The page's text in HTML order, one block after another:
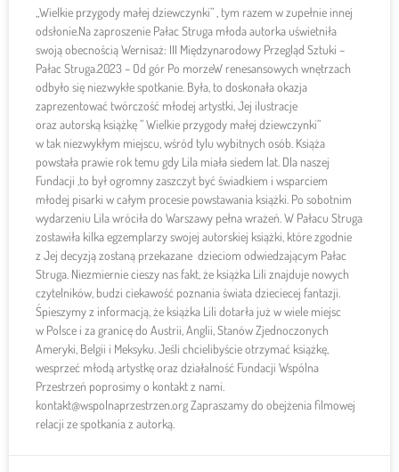
„Wielkie przygody małej dziewczynki” , tym razem w zupełnie innej
odsłonie.Na zaproszenie Pałac Struga młoda autorka uświetniła
swoją obecnością Wernisaż: III Międzynarodowy Przegląd Sztuki –
Pałac Struga.2023 – Od gór Po morzeW renesansowych wnętrzach
odbyło się niezwykłe spotkanie. Była, to doskonała okazja
zaprezentować twórczość młodej artystki, Jej ilustracje
oraz autorską książkę ” Wielkie przygody małej dziewczynki”
w tak niezwykłym miejscu, wśród tylu wybitnych osób. Książa
powstała prawie rok temu gdy Lila miała siedem lat. Dla naszej
Fundacji ,to był ogromny zaszczyt być świadkiem i wsparciem
młodej pisarki w całym procesie powstawania książki. Po sobotnim
wydarzeniu Lila wróciła do Warszawy pełna wrażeń. W Pałacu Struga
zostawiła kilka egzemplarzy swojej autorskiej książki, które zgodnie
z Jej decyzją zostaną przekazane dzieciom odwiedzającym Pałac
Struga. Niezmiernie cieszy nas fakt, że książka Lili znajduje nowych
czytelników, budzi ciekawość poznania świata dzieciecej fantazji.
Śpieszymy z informacją, że książka Lili dotarła już w wiele miejsc
w Polsce i za granicę do Austrii, Anglii, Stanów Zjednoczonych
Ameryki, Belgii i Meksyku. Jeśli chcielibyście otrzymać książkę,
wesprzeć młodą artystkę oraz działalność Fundacji Wspólna
Przestrzeń poprosimy o kontakt z nami.
kontakt@wspolnaprzestrzen.org Zapraszamy do obejżenia filmowej
relacji ze spotkania z autorką.